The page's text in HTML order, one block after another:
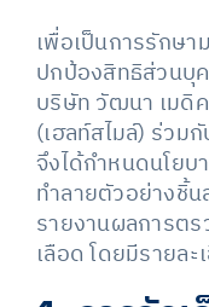
เพื่อเป็นการรักษา
ปกป้องสิทธิส่วนบุ
บริษัท วัฒนา เมดิ
(เฮลท์สไมล์) ร่วม
จึงได้กำหนดนโยบ
ทำลายตัวอย่างชิ้
รายงานผลการต
เลือด โดยมีรายล